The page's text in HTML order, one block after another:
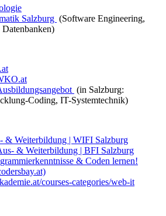
Salzburg (Software Engineering,
(in Salzburg:
Coding, IT-Systemtechnik)
& Weiterbildung | WIFI Salzburg
& Weiterbildung | BFI Salzburg
& Coden lernen!
courses-categories/web-it